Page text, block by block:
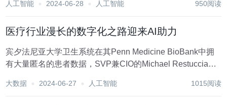
在w...
人工智能 2024-06-28 人工智能 950阅读
医疗行业漫长的数字化之路迎来AI助力
宾夕法尼亚大学卫生系统在其Penn Medicine BioBank中拥
有大量匿名的患者数据，SVP兼CIO的Michael Restuccia的
论了如何将AI研究中的一些创新应用到诊所中去。”...
大数据 2024-06-27 人工智能 1015阅读